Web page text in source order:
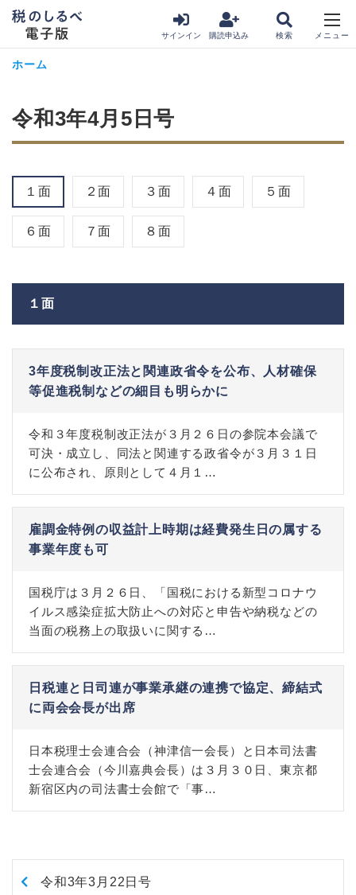
サインイン 購読申込み
ホーム
令和3年4月5日号
１面 ２面 ３面 ４面 ５面
６面 ７面 ８面
１面
3年度税制改正法と関連政省令を公布、人材確保
等促進税制などの細目も明らかに
令和３年度税制改正法が３月２６日の参院本会議で
可決・成立し、同法と関連する政省令が３月３１日
に公布され、原則として４月１…
雇調金特例の収益計上時期は経費発生日の属する
事業年度も可
国税庁は３月２６日、「国税における新型コロナウ
イルス感染症拡大防止への対応と申告や納税などの
当面の税務上の取扱いに関する…
日税連と日司連が事業承継の連携で協定、締結式
に両会会長が出席
日本税理士会連合会（神津信一会長）と日本司法書
士会連合会（今川嘉典会長）は３月３０日、東京都
新宿区内の司法書士会館で「事…
令和3年3月22日号